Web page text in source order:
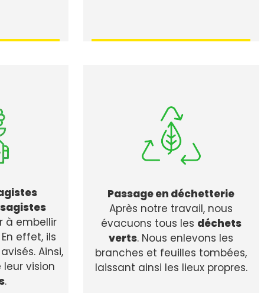
à embellir
effet, ils
Ainsi,
vision
.
Passage en déchetterie
Après notre travail, nous
évacuons tous les déchets
verts. Nous enlevons les
branches et feuilles tombées,
laissant ainsi les lieux propres.